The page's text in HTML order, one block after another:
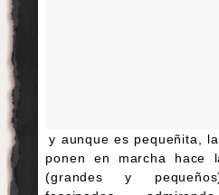
y aunque es pequeñita,
ponen en marcha hace
(grandes y